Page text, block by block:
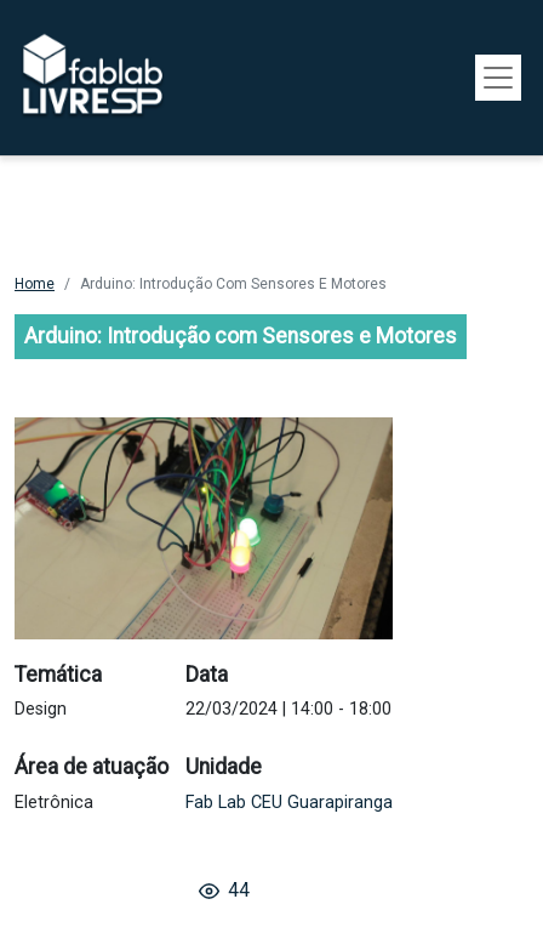
Home Arduino: Introdução Com Sensores E Motores
Arduino: Introdução com Sensores e Motores
Temática
Design
Área de atuação
Eletrônica
Data
22/03/2024 | 14:00 - 18:00
Unidade
Fab Lab CEU Guarapiranga
44